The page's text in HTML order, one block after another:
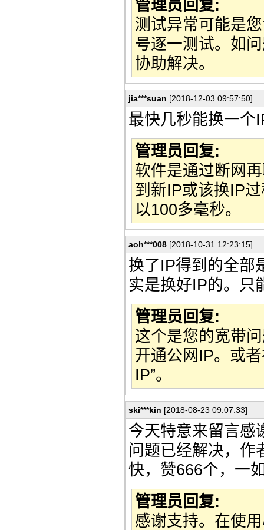
管理员回复:
测试异常可能是
号逐一测试。如
协助解决。
jia***suan [2018-12-03 09:57:50]
最快几秒能换一个
管理员回复:
软件是通过断网
到新IP或该换IP
以100多毫秒。
aoh***008 [2018-10-31 12:23:15]
换了IP得到的全部
实是换好IP的。只
管理员回复:
这个是您的宽带
开通公网IP。或
IP”。
ski***kin [2018-08-23 09:07:33]
今天特意来留言感
问题已经解决，作
快，赞666个，一
管理员回复:
感谢支持。在使